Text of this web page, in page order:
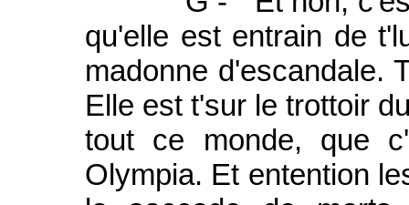
qu'elle est entrain de
madonne d'escandale.
Elle est t'sur le trottoir
tout ce monde, que
Olympia. Et entention